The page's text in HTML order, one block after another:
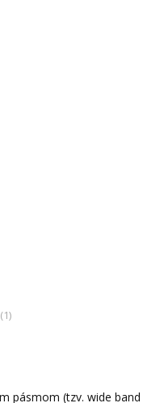
(1)
pásmom (tzv. wide band